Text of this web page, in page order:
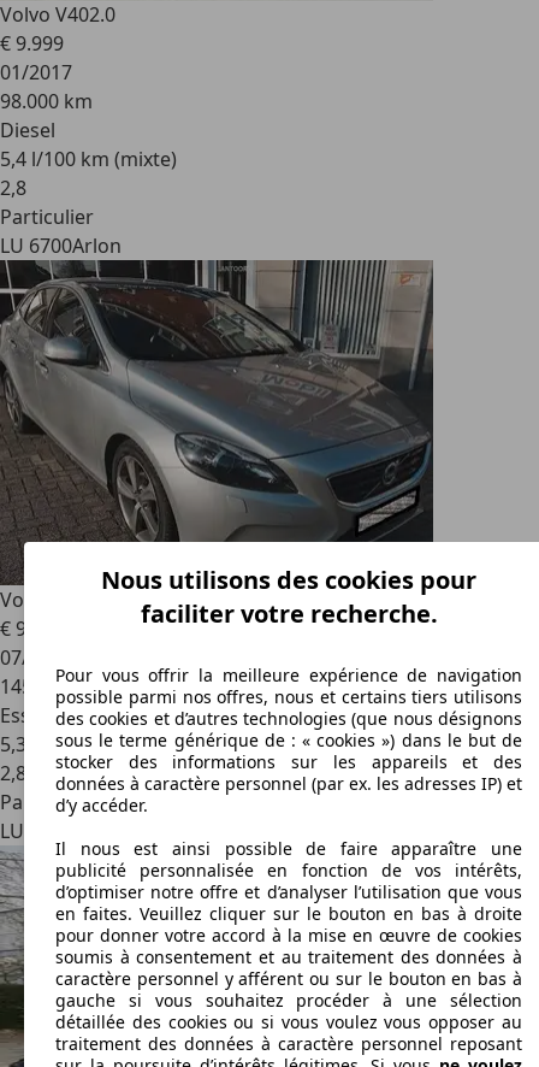
Volvo V402.0
€ 9.999
01/2017
98.000 km
Diesel
5,4 l/100 km (mixte)
2,8
Particulier
LU 6700Arlon
Volvo V40
V40 T3 Momentum
€ 9.900
07/2016
145.854 km
Essence
5,3 l/100 km (mixte)
2,8
Particulier
LU 3279
Nous utilisons des cookies pour
faciliter votre recherche.
Pour vous offrir la meilleure expérience de navigation
possible parmi nos offres, nous et certains tiers utilisons
des cookies et d’autres technologies (que nous désignons
sous le terme générique de : « cookies ») dans le but de
stocker des informations sur les appareils et des
données à caractère personnel (par ex. les adresses IP) et
d’y accéder.
Il nous est ainsi possible de faire apparaître une
publicité personnalisée en fonction de vos intérêts,
d’optimiser notre offre et d’analyser l’utilisation que vous
en faites. Veuillez cliquer sur le bouton en bas à droite
pour donner votre accord à la mise en œuvre de cookies
soumis à consentement et au traitement des données à
caractère personnel y afférent ou sur le bouton en bas à
gauche si vous souhaitez procéder à une sélection
détaillée des cookies ou si vous voulez vous opposer au
traitement des données à caractère personnel reposant